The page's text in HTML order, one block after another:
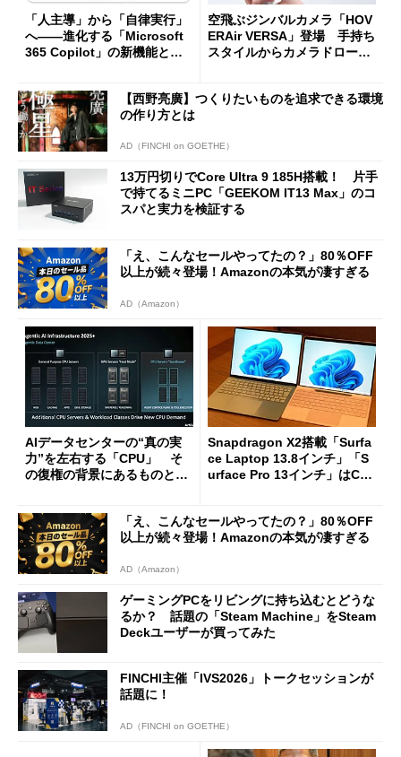
「人主導」から「自律実行」
へ――進化する「Microsoft
365 Copilot」の新機能とエ
空飛ぶジンバルカメラ「HOV
ERAir VERSA」登場 手持ち
スタイルからカメラドローン
【西野亮廣】つくりたいものを追求できる環境
の作り方とは
AD（FINCHI on GOETHE）
13万円切りでCore Ultra 9 185H搭載！ 片手
で持てるミニPC「GEEKOM IT13 Max」のコ
スパと実力を検証する
「え、こんなセールやってたの？」80％OFF
以上が続々登場！Amazonの本気が凄すぎる
AD（Amazon）
AIデータセンターの“真の実
力”を左右する「CPU」 そ
の復権の背景にあるものと
Snapdragon X2搭載「Surfa
ce Laptop 13.8インチ」「S
urface Pro 13インチ」はCop
た
「え、こんなセールやってたの？」80％OFF
以上が続々登場！Amazonの本気が凄すぎる
AD（Amazon）
ゲーミングPCをリビングに持ち込むとどうな
るか？ 話題の「Steam Machine」をSteam
Deckユーザーが買ってみた
FINCHI主催「IVS2026」トークセッションが
話題に！
AD（FINCHI on GOETHE）